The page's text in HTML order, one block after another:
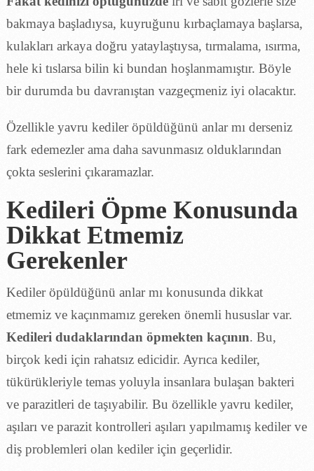
bakmaya başladıysa, kuyruğunu kırbaçlamaya başlarsa,
kulakları arkaya doğru yataylaştıysa, tırmalama, ısırma,
hele ki tıslarsa bilin ki bundan hoşlanmamıştır. Böyle
bir durumda bu davranıştan vazgeçmeniz iyi olacaktır.
Özellikle yavru kediler öpüldüğünü anlar mı derseniz
fark edemezler ama daha savunmasız olduklarından
çokta seslerini çıkaramazlar.
Kedileri Öpme Konusunda
Dikkat Etmemiz
Gerekenler
Kediler öpüldüğünü anlar mı konusunda dikkat
etmemiz ve kaçınmamız gereken önemli hususlar var.
Kedileri dudaklarından öpmekten kaçının. Bu,
birçok kedi için rahatsız edicidir. Ayrıca kediler,
tükürükleriyle temas yoluyla insanlara bulaşan bakteri
ve parazitleri de taşıyabilir. Bu özellikle yavru kediler,
aşıları ve parazit kontrolleri aşıları yapılmamış kediler ve
diş problemleri olan kediler için geçerlidir.